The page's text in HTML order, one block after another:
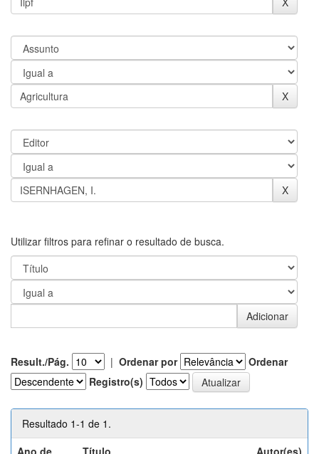
Utilizar filtros para refinar o resultado de busca.
Result./Pág. | Ordenar por
Ordenar
Registro(s)
Resultado 1-1 de 1.
Ano de
Título Autor(es)